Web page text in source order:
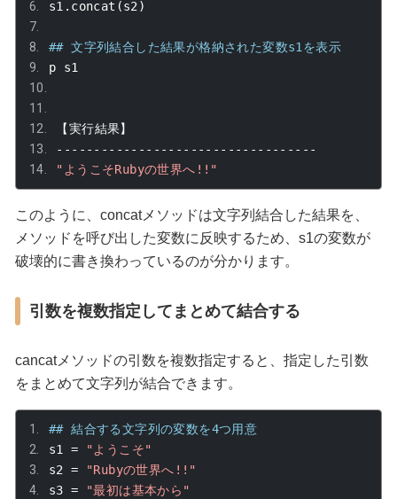
s1 . concat (s2 )
## 文字列結合した結果が格納された変数s1を表示
p s1
【実行結果】
-----------------------------------
"ようこそRubyの世界へ!!"
このように、 concatメソッドは文字列結合した結果を、
メソッドを呼び出した変数に反映するため、 s1の変数が
破壊的に書き換わっているのが分かります。
引数を複数指定してまとめて結合する
cancatメソッドの引数を複数指定すると、指定した引数
をまとめて文字列が結合できます。
## 結合する文字列の変数を4つ用意
s1 =
"ようこそ"
s2 =
"Rubyの世界へ!!"
s3 =
"最初は基本から"